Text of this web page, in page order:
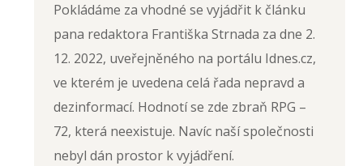
Pokládáme za vhodné se vyjádřit k článku
pana redaktora Františka Strnada za dne 2.
12. 2022, uveřejněného na portálu Idnes.cz,
ve kterém je uvedena celá řada nepravd a
dezinformací. Hodnotí se zde zbraň RPG –
72, která neexistuje. Navíc naší společnosti
nebyl dán prostor k vyjádření.